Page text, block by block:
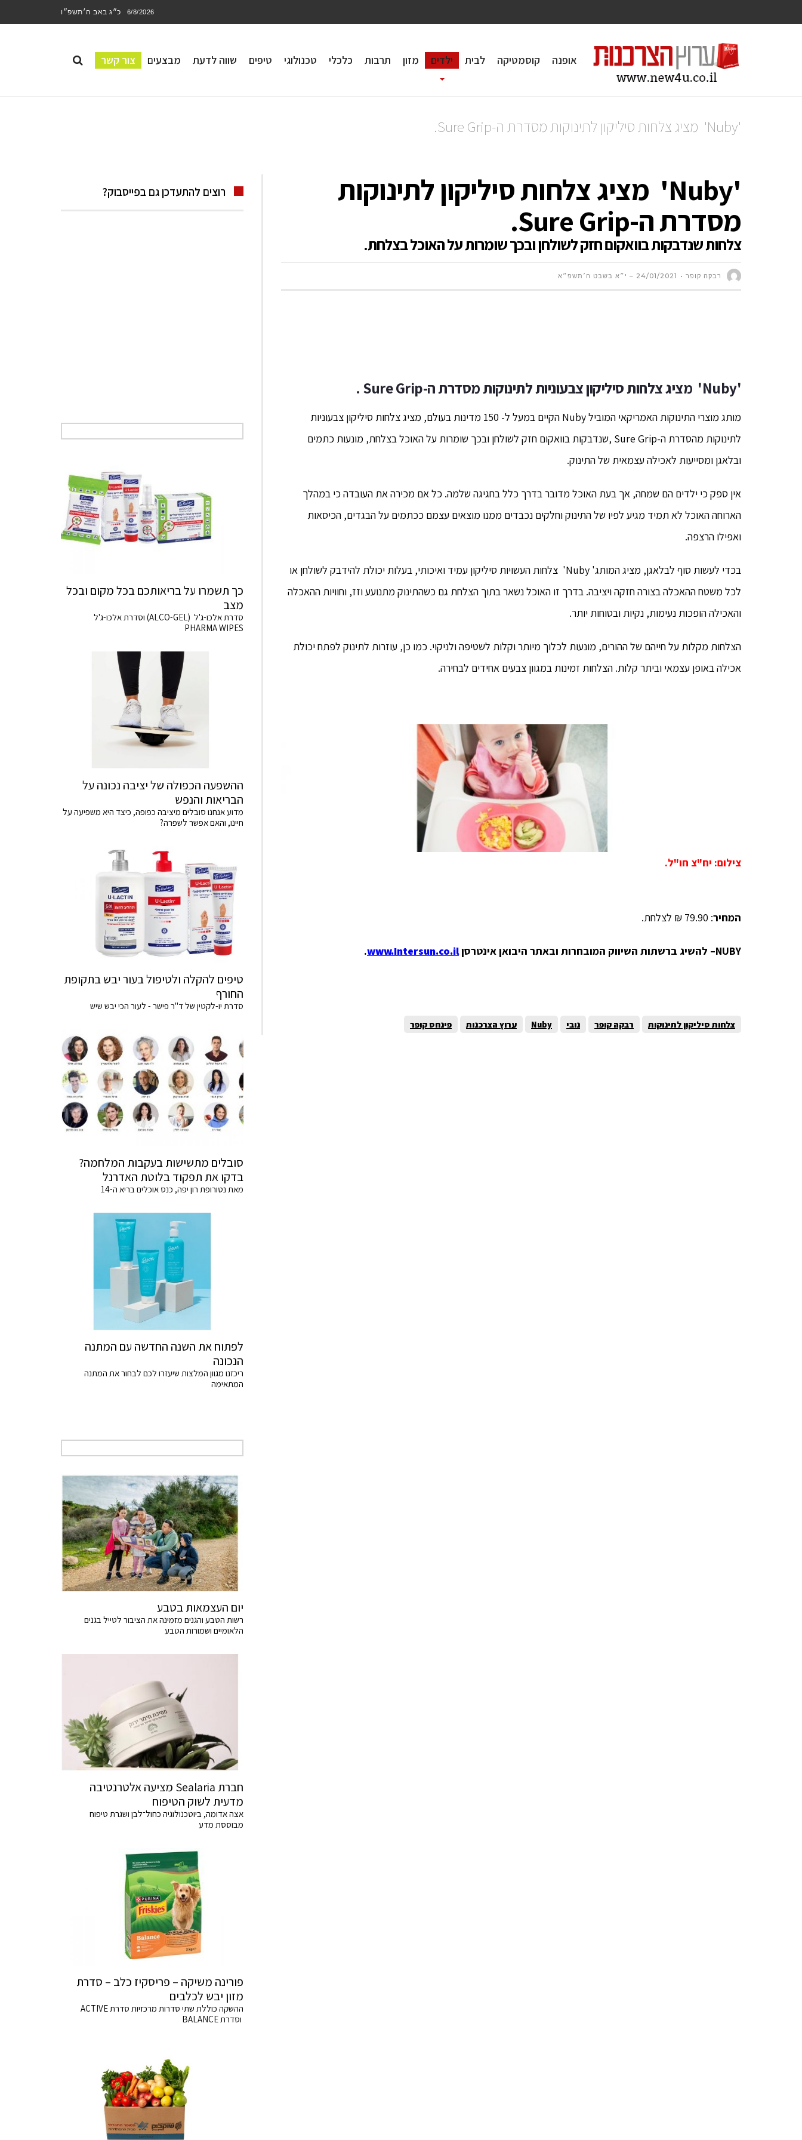
6/8/2026 כ״ג באב ה׳תשפ״ו
אופנה קוסמטיקה לבית ילדים מזון תרבות כלכלי טכנולוגי טיפים שווה לדעת מבצעים צור קשר
'Nuby' מציג צלחות סיליקון לתינוקות מסדרת ה-Sure Grip.
'Nuby' מציג צלחות סיליקון לתינוקות
מסדרת ה-Sure Grip.
צלחות שנדבקות בוואקום חזק לשולחן ובכך שומרות על האוכל בצלחת.
רבקה קופר 24/01/2021 – י״א בשבט ה׳תשפ״א
'Nuby' מציג צלחות סיליקון צבעוניות לתינוקות מסדרת ה-Sure Grip .
מותג מוצרי התינוקות האמריקאי המוביל Nuby הקיים במעל ל- 150 מדינות בעולם, מציג צלחות סיליקון צבעוניות
לתינוקות מהסדרת ה-Sure Grip ,שנדבקות בוואקום חזק לשולחן ובכך שומרות על האוכל בצלחת, מונעות כתמים
ובלאגן ומסייעות לאכילה עצמאית של התינוק.
אין ספק כי ילדים הם שמחה, אך בעת האוכל מדובר בדרך כלל בחגיגה שלמה. כל אם מכירה את העובדה כי במהלך
הארוחה האוכל לא תמיד מגיע לפיו של התינוק וחלקים נכבדים ממנו מוצאים עצמם ככתמים על הבגדים, הכיסאות
ואפילו הרצפה.
בכדי לעשות סוף לבלאגן, מציג המותג' Nuby' צלחות העשויות סיליקון עמיד ואיכותי, בעלות יכולת להידבק לשולחן או
לכל משטח ההאכלה בצורה חזקה ויציבה. בדרך זו האוכל נשאר בתוך הצלחת גם כשהתינוק מתנועע וזז, וחוויות ההאכלה
והאכילה הופכות נעימות, נקיות ובטוחות יותר.
הצלחות מקלות על חייהם של ההורים, מונעות לכלוך מיותר וקלות לשטיפה ולניקוי. כמו כן, עוזרות לתינוק לפתח יכולת
אכילה באופן עצמאי וביתר קלות. הצלחות זמינות במגוון צבעים אחידים לבחירה.
צילום: יח"צ חו"ל.
המחיר: 79.90 ₪ לצלחת.
NUBY– להשיג ברשתות השיווק המובחרות ובאתר היבואן אינטרסןwww.Intersun.co.il
.
צלחות סיליקון לתינוקות רבקה קופר נובי Nuby ערוץ הצרכנות פינחס קופר
רוצים להתעדכן גם בפייסבוק?
כך תשמרו על בריאותכם בכל מקום ובכל
מצב
סדרת אלכו-ג'ל (ALCO-GEL) וסדרת אלכו-ג'ל
PHARMA WIPES
ההשפעה הכפולה של יציבה נכונה על
הבריאות והנפש
מדוע אנחנו סובלים מיציבה כפופה, כיצד היא משפיעה על
חיינו, והאם אפשר לשפרה?
טיפים להקלה ולטיפול בעור יבש בתקופת
החורף
סדרת יו-לקטין של ד"ר פישר - לעור הכי יבש שיש
סובלים מתשישות בעקבות המלחמה?
בדקו את תפקוד בלוטת האדרנל
מאת נטורופת רון יפה, כנס אוכלים בריא ה-14
לפתוח את השנה החדשה עם המתנה
הנכונה
ריכזנו מגוון המלצות שיעזרו לכם לבחור את המתנה
המתאימה
יום העצמאות בטבע
רשות הטבע והגנים מזמינה את הציבור לטייל בגנים
הלאומיים ושמורות הטבע
חברת Sealaria מציעה אלטרנטיבה
מדעית לשוק הטיפוח
אצה אדומה, ביוטכנולוגיה כחול־לבן ושגרת טיפוח
מבוססת מדע
פורינה משיקה – פריסקיז כלב – סדרת
מזון יבש לכלבים
ההשקה כוללת שתי סדרות מרכזיות סדרת ACTIVE
וסדרת BALANCE